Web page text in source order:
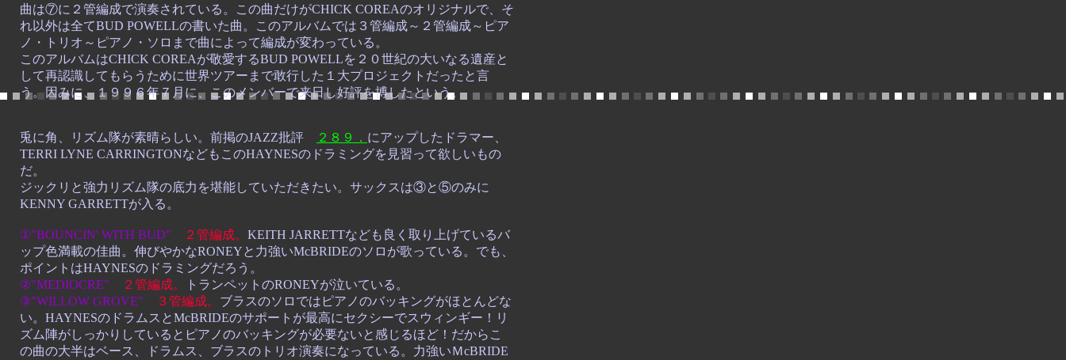
曲は⑦に２管編成で演奏されている。この曲だけがCHICK COREAのオリジナルで、そ
れ以外は全てBUD POWELLの書いた曲。このアルバムでは３管編成～２管編成～ピア
ノ・トリオ～ピアノ・ソロまで曲によって編成が変わっている。
このアルバムはCHICK COREAが敬愛するBUD POWELLを２０世紀の大いなる遺産と
して再認識してもらうために世界ツアーまで敢行した１大プロジェクトだったと言
う。因みに、１９９６年７月に、このメンバーで来日し好評を博したという。
兎に角、リズム隊が素晴らしい。前掲のJAZZ批評 ２８９． にアップしたドラマー、
TERRI LYNE CARRINGTONなどもこのHAYNESのドラミングを見習って欲しいもの
だ。
ジックリと強力リズム隊の底力を堪能していただきたい。サックスは③と⑤のみに
KENNY GARRETTが入る。
①"BOUNCIN' WITH BUD" ２管編成。 KEITH JARRETTなども良く取り上げているバ
ップ色満載の佳曲。 伸びやかなRONEYと力強いMcBRIDEのソロが歌っている。でも、
ポイントはHAYNESのドラミングだろう。
②"MEDIOCRE"
２管編成。
トランペットのRONEYが泣いている。
③"WILLOW GROVE"
３管編成。 ブラスのソロではピアノのバッキングがほとんどな
い。HAYNESのドラムスとMcBRIDEのサポートが最高にセクシーでスウィンギー！リ
ズム陣がしっかりしているとピアノのバッキングが必要ないと感じるほど！だからこ
の曲の大半はベース、ドラムス、ブラスのトリオ演奏になっている。力強いＭcBRIDE